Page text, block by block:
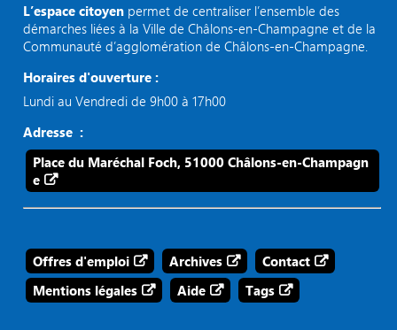
L’espace citoyen permet de centraliser l’ensemble des
démarches liées à la Ville de Châlons-en-Champagne et de la
Communauté d’agglomération de Châlons-en-Champagne.
Horaires d'ouverture :
Lundi au Vendredi de 9h00 à 17h00
Adresse :
Place du Maréchal Foch, 51000 Châlons-en-Champagn
e
Offres d'emploi Archives
Contact
Mentions légales
Aide Tags